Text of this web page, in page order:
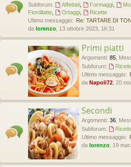
Subforum:
Affettati, Formaggi,
Fiordilatte
Ortaggi,
Ricette
Ultimo messaggio:
Re: TARTARE DI
da lorenzo , 13 ottobre 2023, 16:31
Primi piatti
Argomenti: 85
Subforum:
Ultimo messaggio:
da Napoli72 , 20
Secondi
Argomenti: 36
Subforum:
Ultimo messaggio:
da lorenzo , 19